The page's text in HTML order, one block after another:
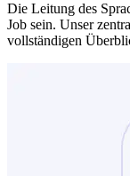
Die Leitung des
Job sein. Unser
vollständigen